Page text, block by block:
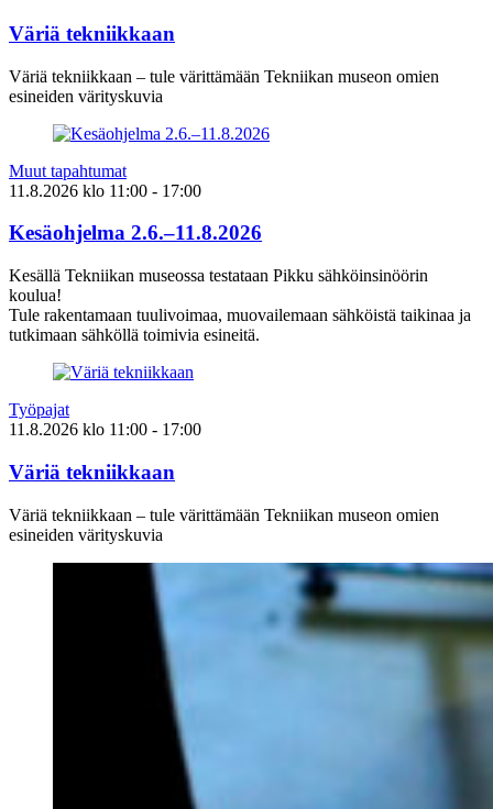
Väriä tekniikkaan
Väriä tekniikkaan – tule värittämään Tekniikan museon omien
esineiden värityskuvia
Muut tapahtumat
11.8.2026 klo 11:00 - 17:00
Kesäohjelma 2.6.–11.8.2026
Kesällä Tekniikan museossa testataan Pikku sähköinsinöörin
koulua!
Tule rakentamaan tuulivoimaa, muovailemaan sähköistä taikinaa ja
tutkimaan sähköllä toimivia esineitä.
Työpajat
11.8.2026 klo 11:00 - 17:00
Väriä tekniikkaan
Väriä tekniikkaan – tule värittämään Tekniikan museon omien
esineiden värityskuvia